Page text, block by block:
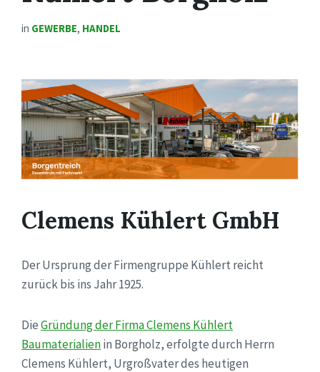
in GEWERBE, HANDEL
Clemens Kühlert GmbH
Der Ursprung der Firmengruppe Kühlert reicht
zurück bis ins Jahr 1925.
DieGründung der Firma Clemens Kühlert
Baumaterialienin Borgholz, erfolgte durch Herrn
Clemens Kühlert, Urgroßvater des heutigen